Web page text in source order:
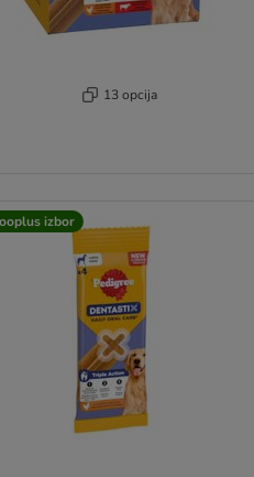
13 opcija
izbor